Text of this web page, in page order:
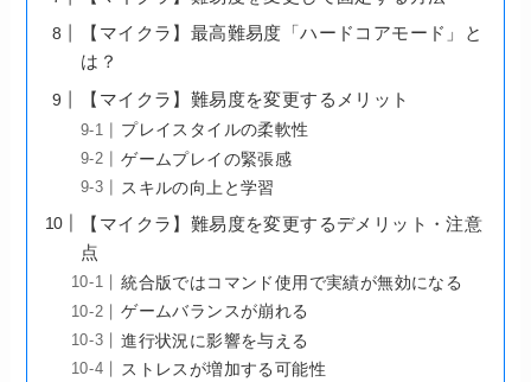
【マイクラ】最高難易度「ハードコアモード」と
は？
【マイクラ】難易度を変更するメリット
プレイスタイルの柔軟性
ゲームプレイの緊張感
スキルの向上と学習
【マイクラ】難易度を変更するデメリット・注意
点
統合版ではコマンド使用で実績が無効になる
ゲームバランスが崩れる
進行状況に影響を与える
ストレスが増加する可能性